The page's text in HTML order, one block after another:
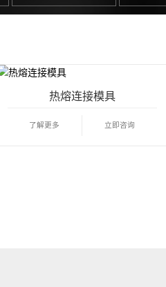
热熔连接模具
了解更多 立即咨询